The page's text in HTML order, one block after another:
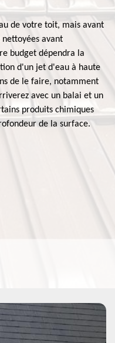
de votre toit, mais avant
avant
budget dépendra la
d'un jet d'eau à haute
de le faire, notamment
avec un balai et un
produits chimiques
de la surface.